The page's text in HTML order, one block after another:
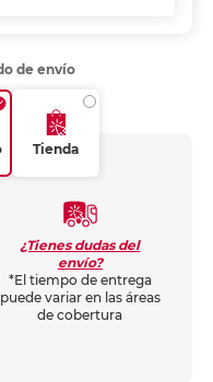
de envío
Tienda
¿Tienes dudas del
envío?
*El tiempo de entrega
puede variar en las áreas
de cobertura